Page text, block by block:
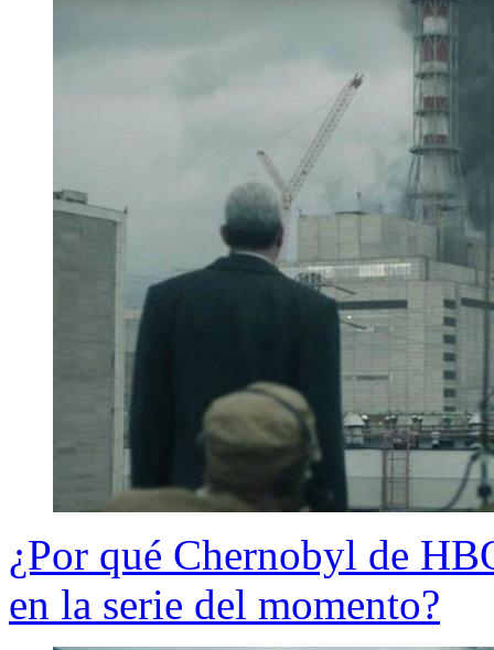
¿Por qué Chernobyl de
en la serie del momento?